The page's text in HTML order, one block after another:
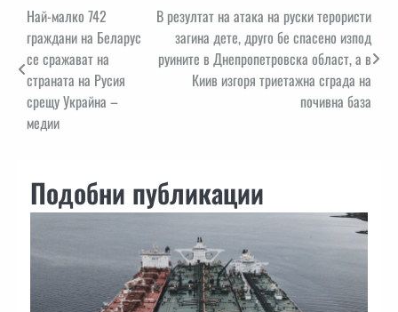
Навигация
Най-малко 742
граждани на Беларус
се сражават на
страната на Русия
срещу Украйна –
медии
В резултат на атака на руски терористи
загина дете, друго бе спасено изпод
руините в Днепропетровска област, а в
Киив изгоря триетажна сграда на
почивна база
Подобни публикации